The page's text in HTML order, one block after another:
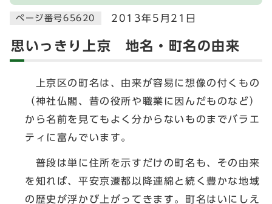
ページ番号65620 2013年5月21日
思いっきり上京 地名・町名の由来
上京区の町名は、由来が容易に想像の付くもの
（神社仏閣、昔の役所や職業に因んだものなど）
から名前を見てもよく分からないものまでバラエ
ティに富んでいます。
普段は単に住所を示すだけの町名も、その由来
を知れば、平安京遷都以降連綿と続く豊かな地域
の歴史が浮かび上がってきます。町名はいにしえ